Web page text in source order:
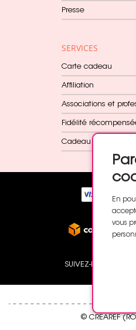
Presse
SERVICES
Carte cadeau
Affiliation
Associations et
Fidélité
Cadeau dès 60€
SUIVEZ-NOUS
© CREAREF
En
vous